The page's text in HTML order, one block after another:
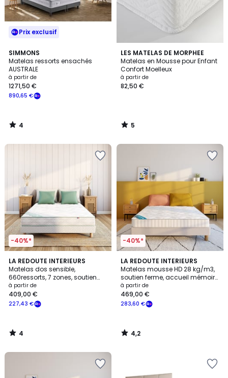
Prix exclusif
SIMMONS
Matelas ressorts ensachés
AUSTRALE
à partir de
890,65 €
1271,50 €
4
/
5
4
/
LES MATELAS DE MORPHEE
Matelas en Mousse pour Enfant
Confort Moelleux
à partir de
82,50 €
5
/
5
5
/
-40%*
LA REDOUTE INTERIEURS
Matelas dos sensible,
660ressorts, 7 zones, soutien
très ferme, accueil moelleux
à partir de
227,43 €
409,00 €
4
/
5
4
/
-40%*
LA REDOUTE INTERIEURS
Matelas mousse HD 28 kg/m3,
soutien ferme, accueil mémoire
de forme
à partir de
283,60 €
469,00 €
4,2
/ 5
4,2
/